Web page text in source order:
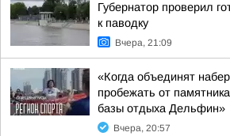
Губернатор проверил
к паводку
Вчера, 21:09
«Когда объединят
пробежать от
базы отдыха Дельфин»
Вчера, 20:57